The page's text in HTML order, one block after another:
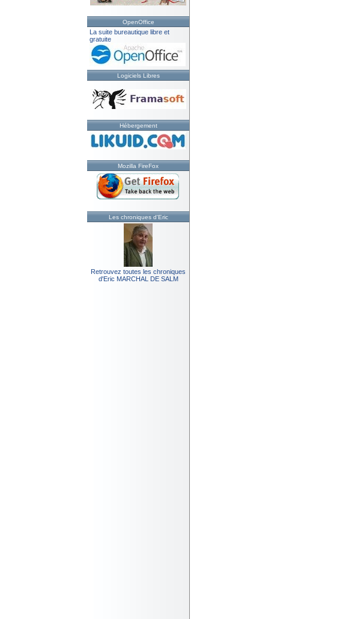
OpenOffice
La suite bureautique libre et
gratuite
Logiciels Libres
Hébergement
Mozilla FireFox
Les chroniques d'Eric
Retrouvez toutes les chroniques
d'Eric MARCHAL DE SALM